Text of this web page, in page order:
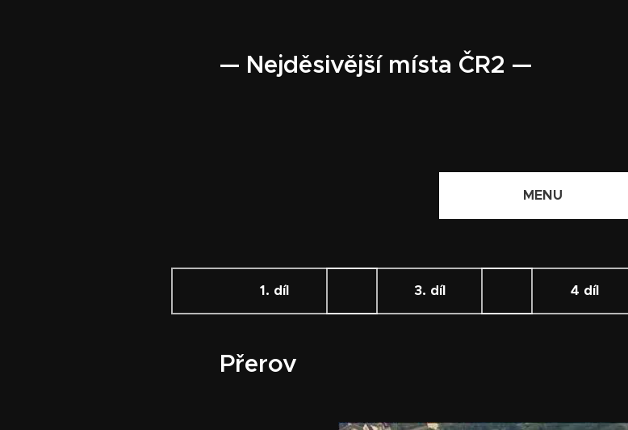
— Nejděsivější místa ČR2 —
MENU
1. díl 3. díl 4 díl
Přerov